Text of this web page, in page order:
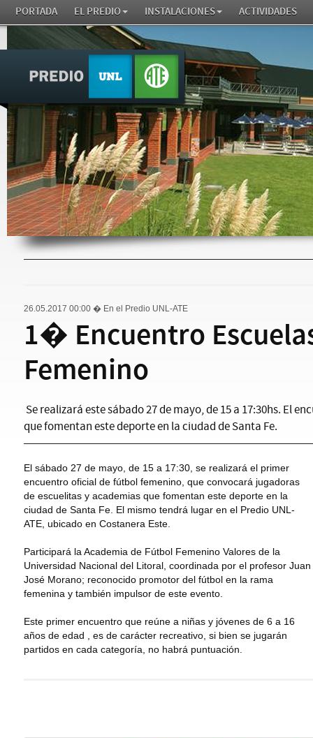
PORTADA EL PREDIO INSTALACIONES ACTIVIDADES
26.05.2017 00:00 � En el Predio UNL-ATE
1� Encuentro
Femenino
Se realizará este sábado 27 de mayo, de 15 a 17:30hs. El
que fomentan este deporte en la ciudad de Santa Fe.
El sábado 27 de mayo, de 15 a 17:30, se realizará el primer
encuentro oficial de fútbol femenino, que convocará jugadoras
de escuelitas y academias que fomentan este deporte en la
ciudad de Santa Fe. El mismo tendrá lugar en el Predio UNL-
ATE, ubicado en Costanera Este.
Participará la Academia de Fútbol Femenino Valores de la
Universidad Nacional del Litoral, coordinada por el profesor Juan
José Morano; reconocido promotor del fútbol en la rama
femenina y también impulsor de este evento.
Este primer encuentro que reúne a niñas y jóvenes de 6 a 16
años de edad , es de carácter recreativo, si bien se jugarán
partidos en cada categoría, no habrá puntuación.